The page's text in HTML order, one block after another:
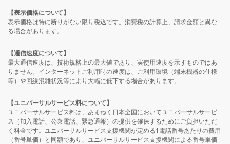
【表示価格について】
表示価格は特に断りがない限り税込です。消費税の計算上、請求金額と異な
る場合があります。
【通信速度について】
最大通信速度は、技術規格上の最大値であり、実使用速度を示すものではあ
りません。インターネットご利用時の速度は、ご利用環境（端末機器の仕様
等）や回線混雑状況等により大幅に低下する場合があります。
【ユニバーサルサービス料について】
ユニバーサルサービス料は、あまねく日本全国においてユニバーサルサービ
ス（加入電話、公衆電話、緊急通報）の提供を確保するためにご負担いただ
く料金です。ユニバーサルサービス支援機関が定める1電話番号あたりの費用
（番号単価）と同額であり、ユニバーサルサービス支援機関による番号単価